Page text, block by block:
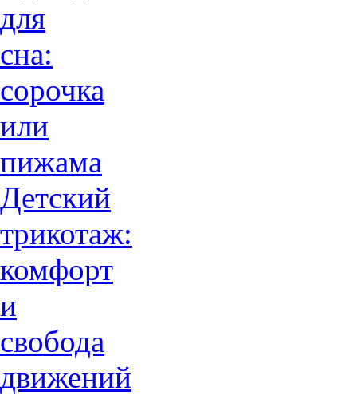
для
сна:
сорочка
или
пижама
Детский
трикотаж:
комфорт
и
свобода
движений